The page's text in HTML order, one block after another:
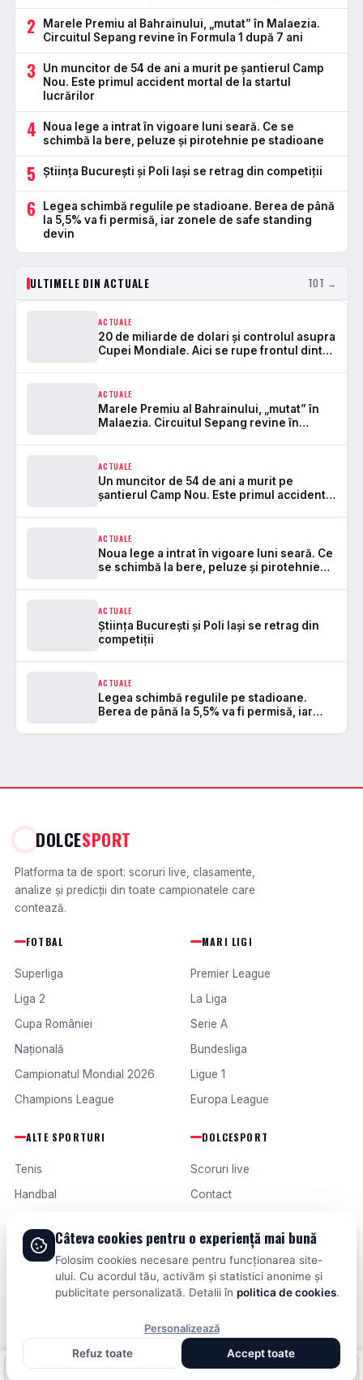
2
Marele Premiu al Bahrainului, „mutat” în Malaezia.
Circuitul Sepang revine în Formula 1 după 7 ani
3
Un muncitor de 54 de ani a murit pe șantierul Camp
Nou. Este primul accident mortal de la startul
lucrărilor
4
Noua lege a intrat în vigoare luni seară. Ce se
schimbă la bere, peluze și pirotehnie pe stadioane
5 Știința București și Poli Iași se retrag din competiții
6
Legea schimbă regulile pe stadioane. Berea de până
la 5,5% va fi permisă, iar zonele de safe standing
devin
ULTIMELE DIN ACTUALE TOT →
ACTUALE
20 de miliarde de dolari și controlul asupra
Cupei Mondiale. Aici se rupe frontul dintre
ACTUALE
Marele Premiu al Bahrainului, „mutat” în
Malaezia. Circuitul Sepang revine în
ACTUALE
Un muncitor de 54 de ani a murit pe
șantierul Camp Nou. Este primul accident
ACTUALE
Noua lege a intrat în vigoare luni seară. Ce
se schimbă la bere, peluze și pirotehnie
ACTUALE
Știința București și Poli Iași se retrag din
competiții
ACTUALE
Legea schimbă regulile pe stadioane.
Berea de până la 5,5% va fi permisă, iar
DOLCESPORT
Platforma ta de sport: scoruri live, clasamente,
analize și predicții din toate campionatele care
contează.
FOTBAL
Superliga
Liga 2
Cupa României
Națională
Campionatul Mondial 2026
Champions League
MARI LIGI
Premier League
La Liga
Serie A
Bundesliga
Ligue 1
Europa League
ALTE SPORTURI
Tenis
Handbal
Formula 1
Fotbal intern
Fotbal extern
DOLCESPORT
Scoruri live
Contact
Termeni și condiții
© 2026 DOLCESPORT. TOATE DREPTURILE REZERVATE.
SCORURI, CLASAMENTE ȘI ANALIZE DIN TOATE COMPETIȚIILE
Fotbal intern Fotbal extern Scoruri live
Câteva cookies pentru o experiență mai bună
Folosim cookies necesare pentru funcționarea site-
ului. Cu acordul tău, activăm și statistici anonime și
publicitate personalizată. Detalii în politica de cookies.
Personalizează
Refuz toate
Accept toate